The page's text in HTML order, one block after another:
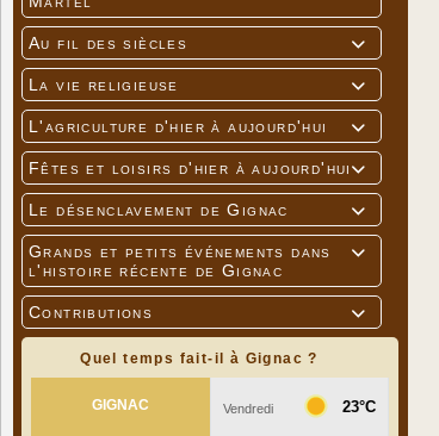

Au fil des siècles

La vie religieuse

L'agriculture d'hier à aujourd'hui

Fêtes et loisirs d'hier à aujourd'hui

Le désenclavement de Gignac

Grands et petits événements dans
l'histoire récente de Gignac

Contributions
Quel temps fait-il à Gignac ?